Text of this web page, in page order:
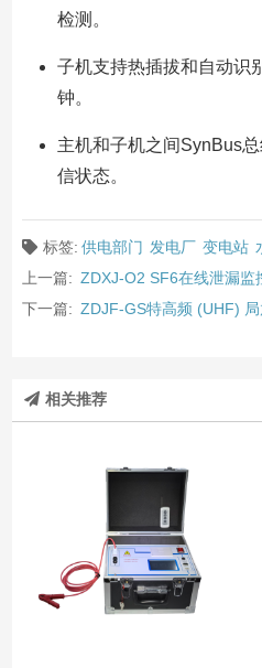
检测。
子机支持热插拔和自动识
钟。
主机和子机之间SynBus
信状态。
标签: 供电部门 发电厂 变电站
上一篇: ZDXJ-O2 SF6在线泄漏监
下一篇: ZDJF-GS特高频 (UHF)
相关推荐